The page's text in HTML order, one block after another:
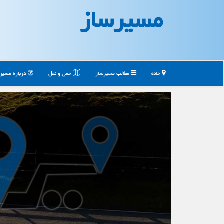
مسیرساز
خانه مطالب مسیرساز حمل و نقل درباره